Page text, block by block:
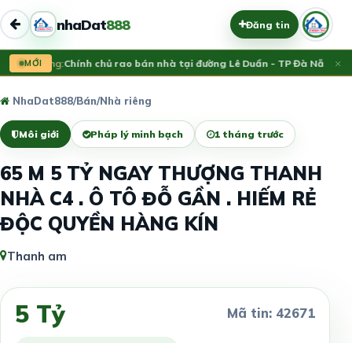
nhaDat888 Đăng tin
MỚI
Vừa đăng:Chính chủ rao bán nhà tại đường Lê Duẩn - TP Đà Nẵng; DT
×
NhaDat888/Bán/Nhà riêng
Môi giới Pháp lý minh bạch 1 tháng trước
65 M 5 TỶ NGAY THƯỢNG THANH
NHÀ C4 . Ô TÔ ĐỖ GẦN . HIẾM RẺ
ĐỘC QUYỀN HÀNG KÍN
Thanh am
5 Tỷ Mã tin: 42671